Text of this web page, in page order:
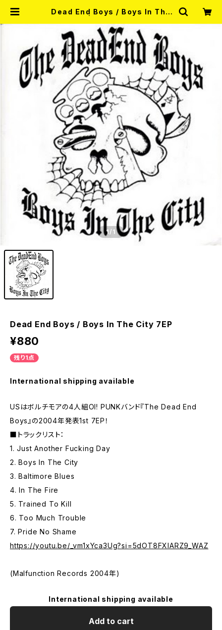
Dead End Boys / Boys In The
ERY
1/1
Dead End Boys / Boys In The City 7EP
¥880
残り1点
International shipping available
USはボルチモアの4人組OI! PUNKバンド『The Dead End
Boys』の2004年発表1st 7EP！
■トラックリスト：
1. Just Another Fucking Day
2. Boys In The City
3. Baltimore Blues
4. In The Fire
5. Trained To Kill
6. Too Much Trouble
7. Pride No Shame
https://youtu.be/_vm1xYca3Ug?si=5dOT8FXlARZ9_WAZ
(Malfunction Records 2004年)
International shipping available
Add to cart